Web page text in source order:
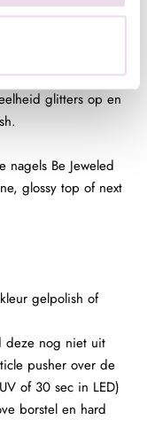
of Be Jeweled
glitters op en
nagels Be Jeweled
glossy top of next
gelpolish of
deze nog niet uit
pusher over de
of 30 sec in LED)
borstel en hard